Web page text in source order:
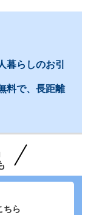
暮らしのお引
料で、長距離
ちら